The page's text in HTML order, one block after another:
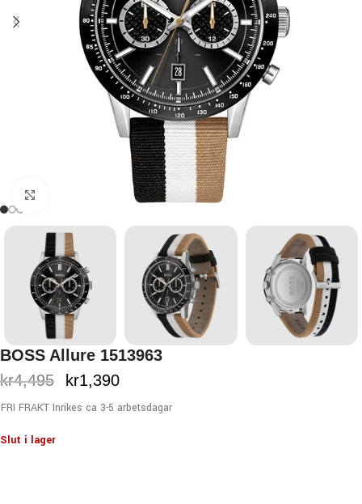
BOSS Allure 1513963
kr4,495 kr1,390
FRI FRAKT Inrikes ca 3-5 arbetsdagar
Slut i lager